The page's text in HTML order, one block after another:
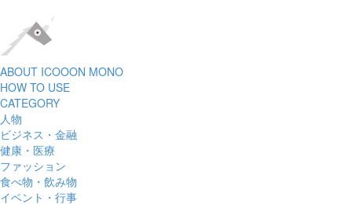
ABOUT ICOOON MONO
HOW TO USE
CATEGORY
人物
ビジネス・金融
健康・医療
ファッション
食べ物・飲み物
イベント・行事